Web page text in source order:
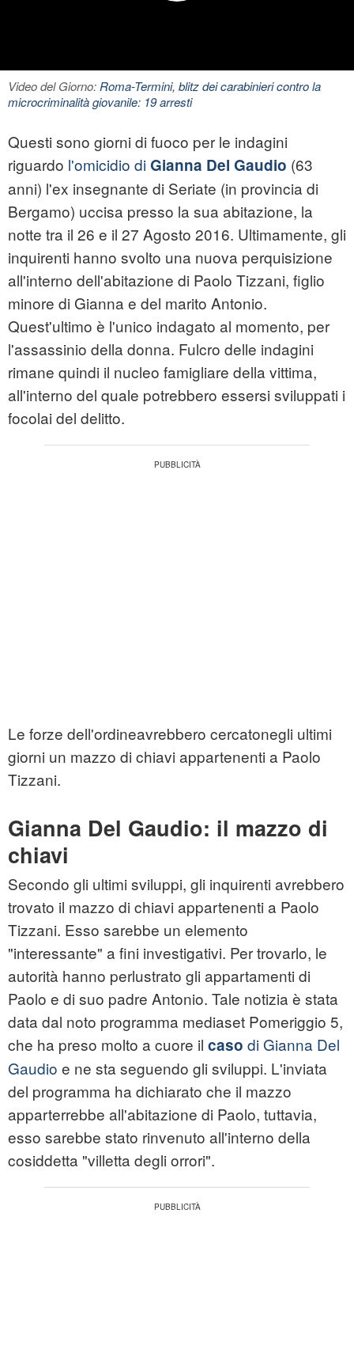
Video del Giorno:Roma-Termini, blitz dei carabinieri contro la
microcriminalità giovanile: 19 arresti
Questi sono giorni di fuoco per le indagini
riguardo l'omicidio diGianna Del Gaudio (63
anni) l'ex insegnante di Seriate (in provincia di
Bergamo) uccisa presso la sua abitazione, la
notte tra il 26 e il 27 Agosto 2016. Ultimamente, gli
inquirenti hanno svolto una nuova perquisizione
all'interno dell'abitazione di Paolo Tizzani, figlio
minore di Gianna e del marito Antonio.
Quest'ultimo è l'unico indagato al momento, per
l'assassinio della donna. Fulcro delle indagini
rimane quindi il nucleo famigliare della vittima,
all'interno del quale potrebbero essersi sviluppati i
focolai del delitto.
Le forze dell'ordineavrebbero cercatonegli ultimi
giorni un mazzo di chiavi appartenenti a Paolo
Tizzani.
Gianna Del Gaudio: il mazzo di
chiavi
Secondo gli ultimi sviluppi, gli inquirenti avrebbero
trovato il mazzo di chiavi appartenenti a Paolo
Tizzani. Esso sarebbe un elemento
"interessante" a fini investigativi. Per trovarlo, le
autorità hanno perlustrato gli appartamenti di
Paolo e di suo padre Antonio. Tale notizia è stata
data dal noto programma mediaset Pomeriggio 5,
che ha preso molto a cuore il caso di Gianna Del
Gaudio e ne sta seguendo gli sviluppi. L'inviata
del programma ha dichiarato che il mazzo
apparterrebbe all'abitazione di Paolo, tuttavia,
esso sarebbe stato rinvenuto all'interno della
cosiddetta "villetta degli orrori".